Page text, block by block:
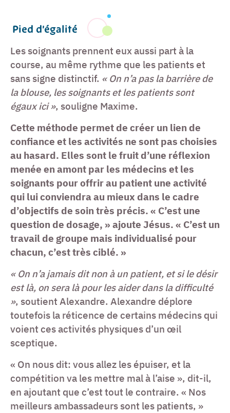
Pied d’égalité
Les soignants prennent eux aussi part à la
course, au même rythme que les patients et
sans signe distinctif. « On n’a pas la barrière de
la blouse, les soignants et les patients sont
égaux ici », souligne Maxime.
Cette méthode permet de créer un lien de
confiance et les activités ne sont pas choisies
au hasard. Elles sont le fruit d’une réflexion
menée en amont par les médecins et les
soignants pour offrir au patient une activité
qui lui conviendra au mieux dans le cadre
d’objectifs de soin très précis. « C’est une
question de dosage, » ajoute Jésus. « C’est un
travail de groupe mais individualisé pour
chacun, c’est très ciblé. »
« On n’a jamais dit non à un patient, et si le désir
est là, on sera là pour les aider dans la difficulté
», soutient Alexandre. Alexandre déplore
toutefois la réticence de certains médecins qui
voient ces activités physiques d’un œil
sceptique.
« On nous dit: vous allez les épuiser, et la
compétition va les mettre mal à l’aise », dit-il,
en ajoutant que c’est tout le contraire. « Nos
meilleurs ambassadeurs sont les patients, »